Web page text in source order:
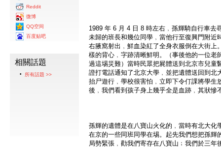
Reddit
微博
QQ空间
百度贴吧
相關話題
所有話題 >>
1989 年 6 月 4 日 8 時左右﹐孫輝騎自行車去
未歸的班長和幾位同學﹐當他行至復興門附近
右腋窩射出﹐鮮血染紅了全身衣服倒在大街上
樣的背心﹐字跡清晰鮮明。（事後他的一位老
過這埸災難）當時民眾把屍體送到北京市兒童
證打電話通知了北京大學﹐並把遺體送回到北
抬尸遊行﹐學校很害怕﹐立即下令仃課將學生
後﹐我們看到孩子身上幾乎全是血跡﹐其狀慘
孫輝的遺體是在八寶山火化的﹐當時有北大化
在京的一些同班同學在埸。起先我們想把孫輝
局勢緊張﹐勸我們寄存在八寶山﹔我們於三年